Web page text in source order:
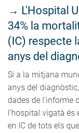
→ L'Hospital
34% la
(IC) respecte
anys del
Si a la mitjana
anys del
dades de l'informe
l'hospital vigatà és
en IC de tots els